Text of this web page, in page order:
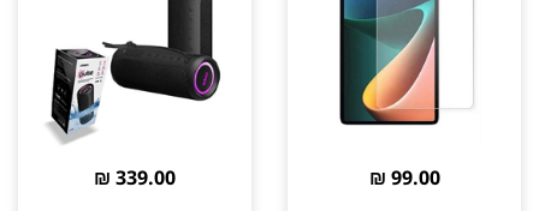
99.00 ₪
339.00 ₪